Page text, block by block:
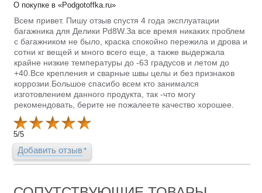
О покупке в «Podgotoffka.ru»
Всем привет. Пишу отзыв спустя 4 года эксплуатации
багажника для Делики Pd8W.За все время никаких проблем
с багажником не было, краска спокойно пережила и дрова и
сотни кг вещей и много всего еще, а также выдержала
крайне низкие температуры до -63 градусов и летом до
+40.Все крепления и сварные швы целы и без признаков
коррозии.Большое спасибо всем кто занимался
изготовлением данного продукта, так -что могу
рекомендовать, берите не пожалеете качество хорошее.
5/5
Добавить отзыв